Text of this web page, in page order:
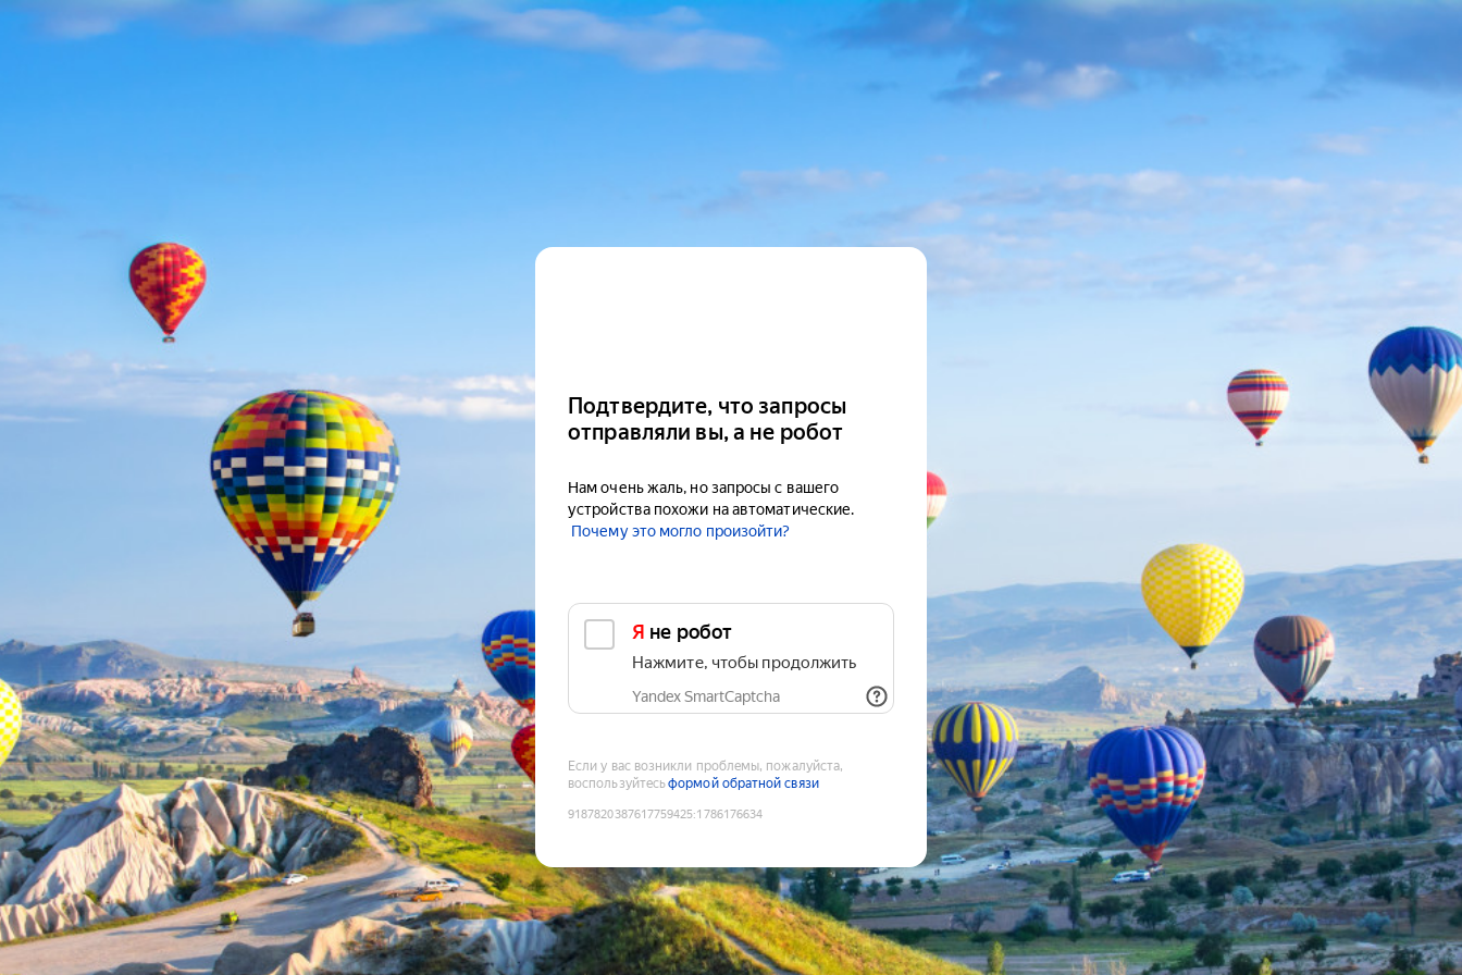
Подтвердите, что запросы
отправляли вы, а не робот
Нам очень жаль, но запросы с вашего
устройства похожи на автоматические.
Почему это могло произойти?
Я не робот
Нажмите, чтобы продолжить
Yandex SmartCaptcha
Если у вас возникли проблемы, пожалуйста,
воспользуйтесьформой обратной связи
9187820387617759425:1786176634